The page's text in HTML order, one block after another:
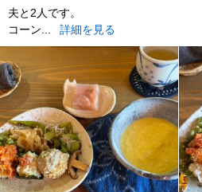
夫と2人です。
コーン...
詳細を見る